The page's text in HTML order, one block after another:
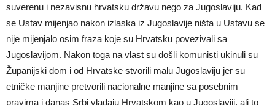
suverenu i nezavisnu hrvatsku državu nego za Jugoslaviju. Kad
se Ustav mijenjao nakon izlaska iz Jugoslavije ništa u Ustavu se
nije mijenjalo osim fraza koje su Hrvatsku povezivali sa
Jugoslavijom. Nakon toga na vlast su došli komunisti ukinuli su
Županijski dom i od Hrvatske stvorili malu Jugoslaviju jer su
etničke manjine pretvorili nacionalne manjine sa posebnim
pravima i danas Srbi vladaju Hrvatskom kao u Jugoslaviji, ali to